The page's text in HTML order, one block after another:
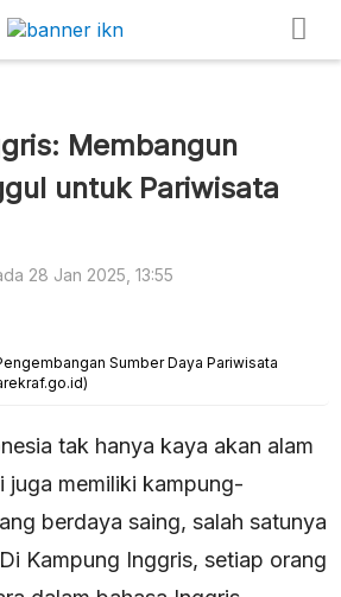
Membangun
untuk Pariwisata
28 Jan 2025, 13:55
Sumber Daya Pariwisata
tak hanya kaya akan alam
juga memiliki kampung-
berdaya saing, salah satunya
Kampung Inggris, setiap orang